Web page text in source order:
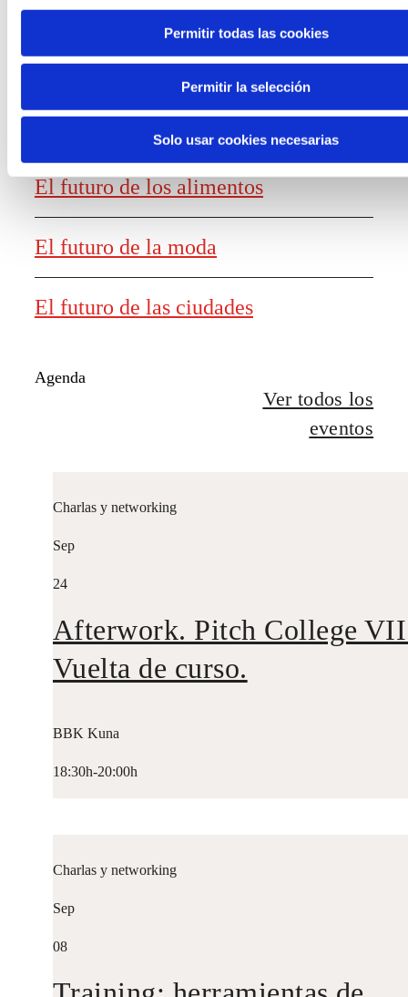
Permitir todas las cookies
Permitir la selección
Solo usar cookies necesarias
Generación de
conocimiento
El futuro de los alimentos
El futuro de la moda
El futuro de las ciudades
Agenda
Ver todos los
eventos
Charlas y networking
Sep
24
Afterwork. Pitch College
Vuelta de curso.
BBK Kuna
18:30h-20:00h
Charlas y networking
Sep
08